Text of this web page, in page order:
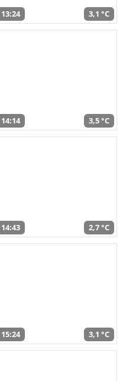
13:24 3,1 °C
14:14 3,5 °C
14:43 2,7 °C
15:24 3,1 °C